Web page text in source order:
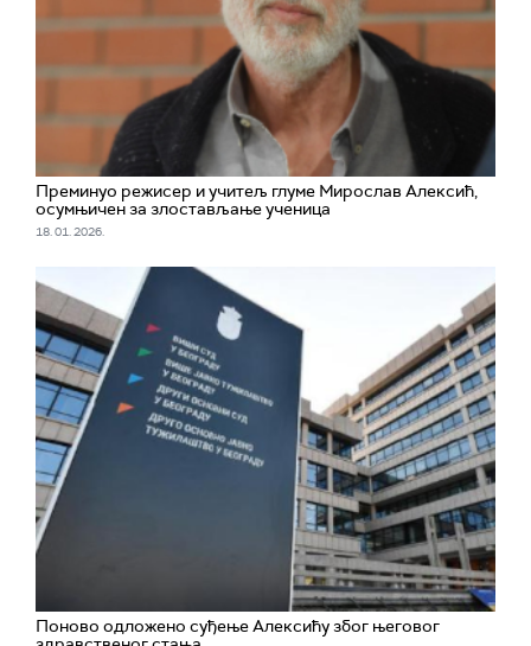
Преминуо режисер и учитељ глуме Мирослав Алексић,
осумњичен за злостављање ученица
18. 01. 2026.
Поново одложено суђење Алексићу због његовог